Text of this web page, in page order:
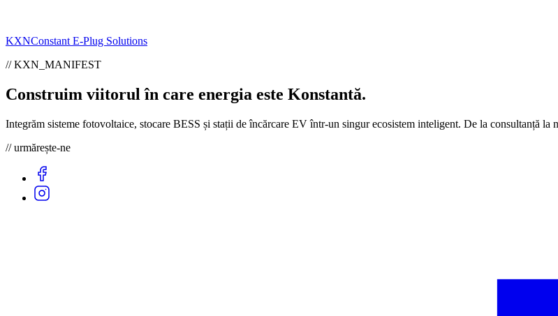
KXNConstant E-Plug Solutions
// KXN_MANIFEST
Construim viitorul în care energia este Konstantă.
Integrăm sisteme fotovoltaice, stocare BESS și stații de încărcare EV într-un singur ecosistem inteligent. De la consultanță la
// urmărește-ne